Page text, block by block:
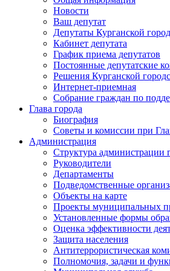
Новости
Ваш депутат
Депутаты Курганской
Кабинет депутата
График приема депутатов
Постоянные депутатские
Решения Курганской
Интернет-приемная
Собрание граждан по
Глава города
Биография
Советы и комиссии при
Администрация
Структура администрации
Руководители
Департаменты
Подведомственные
Объекты на карте
Проекты муниципальных
Установленные формы
Оценка эффективности
Защита населения
Антитеррористическая
Полномочия, задачи и